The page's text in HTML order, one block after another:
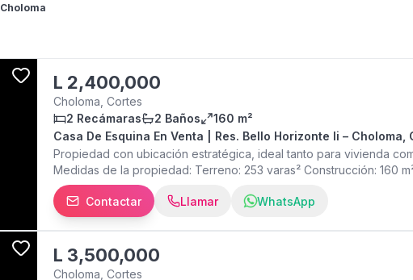
Choloma
L 2,400,000
Choloma, Cortes
2 Recámaras
2 Baños
160 m²
Casa De Esquina En Venta | Res. Bello Horizonte Ii – Choloma,
Propiedad con ubicación estratégica, ideal tanto para vivienda
Medidas de la propiedad: Terreno: 253 varas² Construcción: 160
de madera 2 habitaciones 2 baños Área de lavandería 2
lempiras Contáctanos por WhatsApp para más información o
Bello Horizonte II, Choloma!
Contactar Llamar WhatsApp
L 3,500,000
Choloma, Cortes